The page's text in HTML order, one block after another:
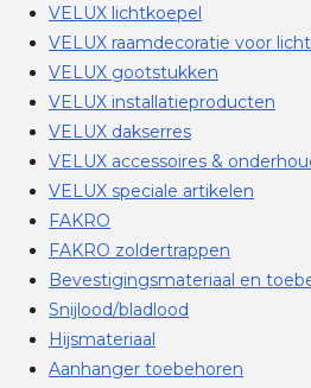
VELUX lichtkoepel
VELUX raamdecoratie voor
VELUX gootstukken
VELUX installatieproducten
VELUX dakserres
VELUX accessoires &
VELUX speciale artikelen
FAKRO
FAKRO zoldertrappen
Bevestigingsmateriaal en
Snijlood/bladlood
Hijsmateriaal
Aanhanger toebehoren